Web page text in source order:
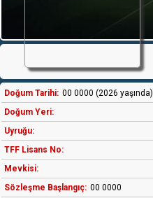
Doğum Tarihi: 00 0000 (2026 yaşında)
Doğum Yeri:
Uyruğu:
TFF Lisans No:
Mevkisi:
Sözleşme Başlangıç: 00 0000